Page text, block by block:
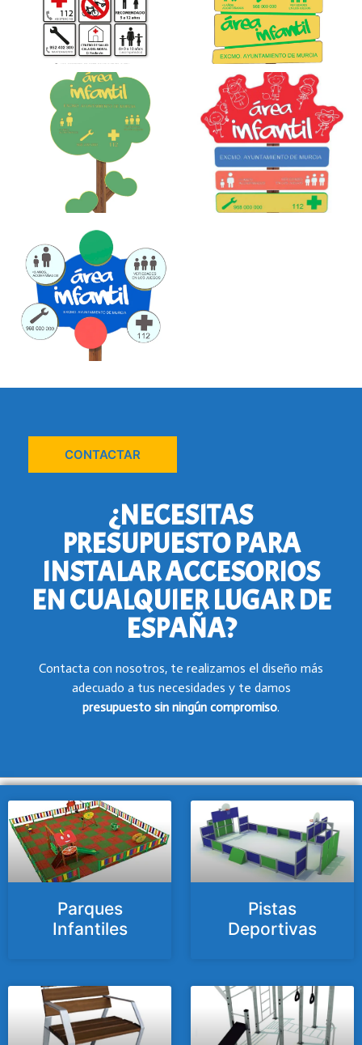
¿NECESITAS
PRESUPUESTO PARA
INSTALAR ACCESORIOS
EN CUALQUIER LUGAR DE
ESPAÑA?
Contacta con nosotros, te realizamos el diseño más
adecuado a tus necesidades y te damos
presupuesto sin ningún compromiso.
CONTACTAR
Parques
Infantiles
Pistas
Deportivas